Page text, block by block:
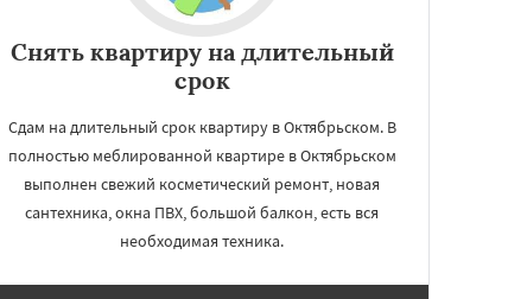
Снять квартиру на длительный
срок
Сдам на длительный срок квартиру в Октябрьском. В
полностью меблированной квартире в Октябрьском
выполнен свежий косметический ремонт, новая
сантехника, окна ПВХ, большой балкон, есть вся
необходимая техника.